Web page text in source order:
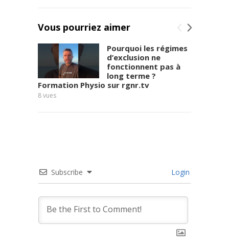
Vous pourriez aimer
Pourquoi les régimes
d’exclusion ne
fonctionnent pas à
long terme ?
Formation Physio sur rgnr.tv
8vues
Subscribe Login